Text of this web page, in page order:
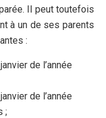
Il peut toutefois
à un de ses parents
:
de l’année
de l’année
;